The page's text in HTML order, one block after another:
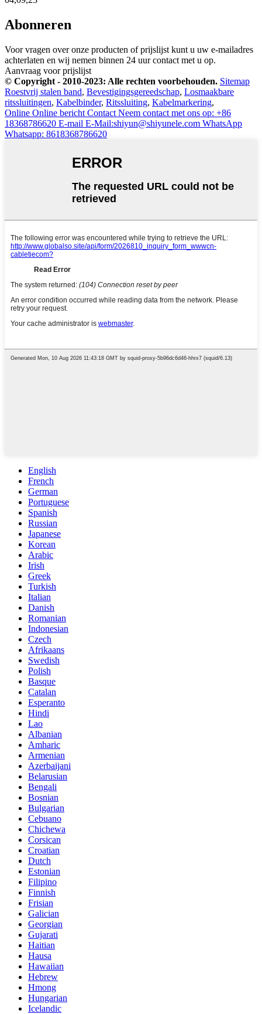
Abonneren
Voor vragen over onze producten of prijslijst kunt u uw e-mailadres
achterlaten en wij nemen binnen 24 uur contact met u op.
Aanvraag voor prijslijst
© Copyright - 2010-2023: Alle rechten voorbehouden. Sitemap
Roestvrij stalen band, Bevestigingsgereedschap, Losmaakbare
ritssluitingen, Kabelbinder, Ritssluiting, Kabelmarkering,
Online Online bericht Contact Neem contact met ons op: +86
18368786620 E-mail E-Mail:shiyun@shiyunele.com WhatsApp
Whatsapp: 8618368786620
English
French
German
Portuguese
Spanish
Russian
Japanese
Korean
Arabic
Irish
Greek
Turkish
Italian
Danish
Romanian
Indonesian
Czech
Afrikaans
Swedish
Polish
Basque
Catalan
Esperanto
Hindi
Lao
Albanian
Amharic
Armenian
Azerbaijani
Belarusian
Bengali
Bosnian
Bulgarian
Cebuano
Chichewa
Corsican
Croatian
Dutch
Estonian
Filipino
Finnish
Frisian
Galician
Georgian
Gujarati
Haitian
Hausa
Hawaiian
Hebrew
Hmong
Hungarian
Icelandic